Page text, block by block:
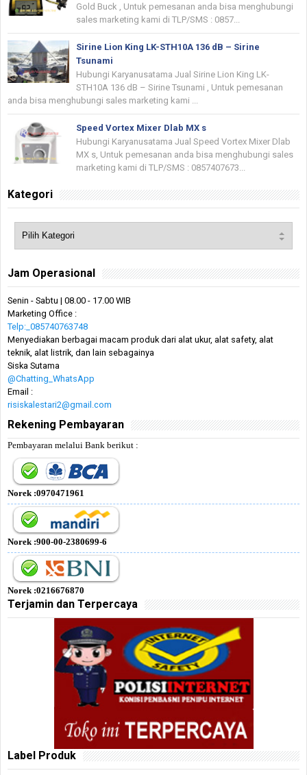
Gold Buck , Untuk pemesanan anda bisa menghubungi
sales marketing kami di TLP/SMS : 0857...
Sirine Lion King LK-STH10A 136 dB – Sirine
Tsunami
Hubungi Karyanusatama Jual Sirine Lion King LK-
STH10A 136 dB – Sirine Tsunami , Untuk pemesanan
anda bisa menghubungi sales marketing kami ...
Speed Vortex Mixer Dlab MX s
Hubungi Karyanusatama Jual Speed Vortex Mixer Dlab
MX s, Untuk pemesanan anda bisa menghubungi sales
marketing kami di TLP/SMS : 0857407673...
Kategori
Jam Operasional
Senin - Sabtu | 08.00 - 17.00 WIB
Marketing Office :
Telp:_085740763748
Menyediakan berbagai macam produk dari alat ukur, alat safety, alat
teknik, alat listrik, dan lain sebagainya
Siska Sutama
@Chatting_WhatsApp
Email :
risiskalestari2@gmail.com
Rekening Pembayaran
Pembayaran melalui Bank berikut :
Norek :0970471961
Norek :900-00-2380699-6
Norek :0216676870
Terjamin dan Terpercaya
Label Produk